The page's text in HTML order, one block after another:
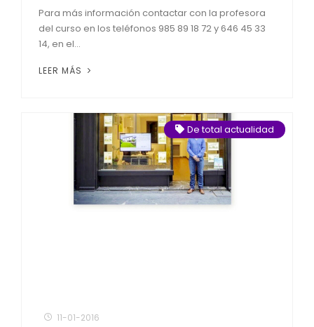
Para más información contactar con la profesora
del curso en los teléfonos 985 89 18 72 y 646 45 33
14, en el...
LEER MÁS
De total actualidad
11-01-2016